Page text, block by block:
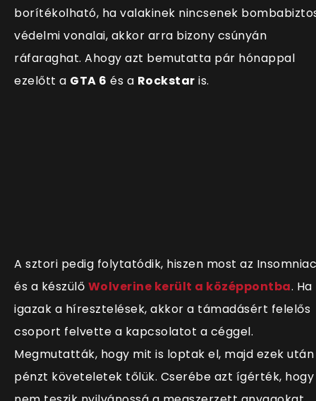
borítékolható, ha valakinek nincsenek
védelmi vonalai, akkor arra bizony csúnyán
ráfaraghat. Ahogy azt bemutatta pár hónappal
ezelőtt a GTA 6 és a Rockstar is.
A sztori pedig folytatódik, hiszen most az Insomniac
és a készülő Wolverine került a középpontba. Ha
igazak a híresztelések, akkor a támadásért felelős
csoport felvette a kapcsolatot a céggel.
Megmutatták, hogy mit is loptak el, majd ezek után
pénzt követeletek tőlük. Cserébe azt ígérték, hogy